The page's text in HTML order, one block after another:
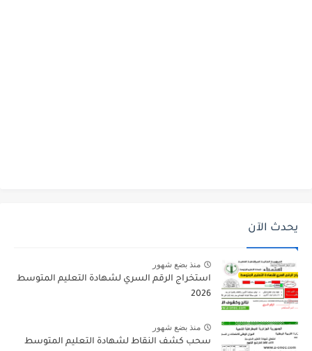
يحدث الآن
منذ بضع شهور
استخراج الرقم السري لشهادة التعليم المتوسط
2026
منذ بضع شهور
سحب كشف النقاط لشهادة التعليم المتوسط